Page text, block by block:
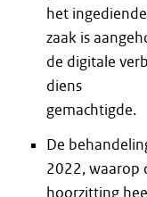
het
zaak is
de digitale
diens
gemachtigde.
De
2022, waarop
hoorzitting